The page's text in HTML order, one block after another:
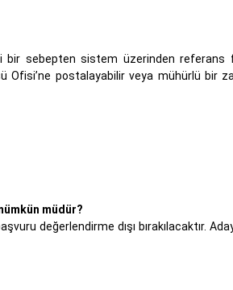
bir sebepten sistem üzerinden referans
Ofisi’ne postalayabilir veya mühürlü bir
müdür?
değerlendirme dışı bırakılacaktır.